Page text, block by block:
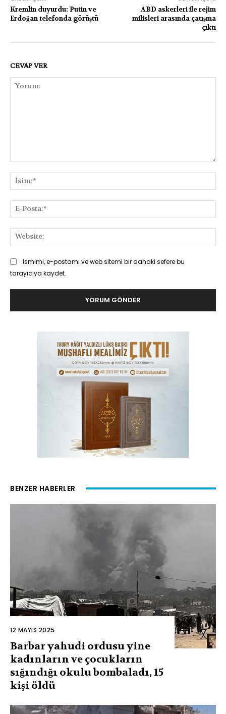
Kremlin duyurdu: Putin ve
Erdoğan telefonda görüştü
ABD askerleri ile rejim
milisleri arasında çatışma
çıktı
CEVAP VER
Ismimi, e-postamı ve web sitemi bir dahaki sefere bu
tarayıcıya kaydet.
BENZER HABERLER
12 MAYIS 2025
Barbar yahudi ordusu yine
kadınların ve çocukların
sığındığı okulu bombaladı, 15
kişi öldü